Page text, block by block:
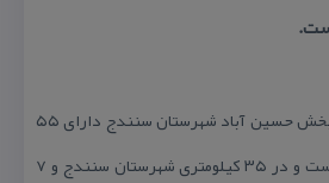
روستای خلیفه ترخان جزء بخش حسین آباد شهرستان سنندج دارای ۵۵
خانوار و ۲۲۶ نفر جمعیت است و در ۳۵ كیلومتری شهرستان سنندج و ۷